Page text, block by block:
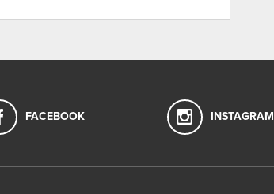
FACEBOOK INSTAGRAM